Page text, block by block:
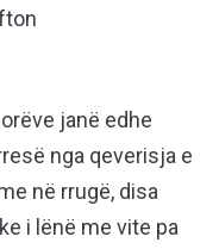
janë edhe
nga qeverisja e
në rrugë, disa
i lënë me vite pa